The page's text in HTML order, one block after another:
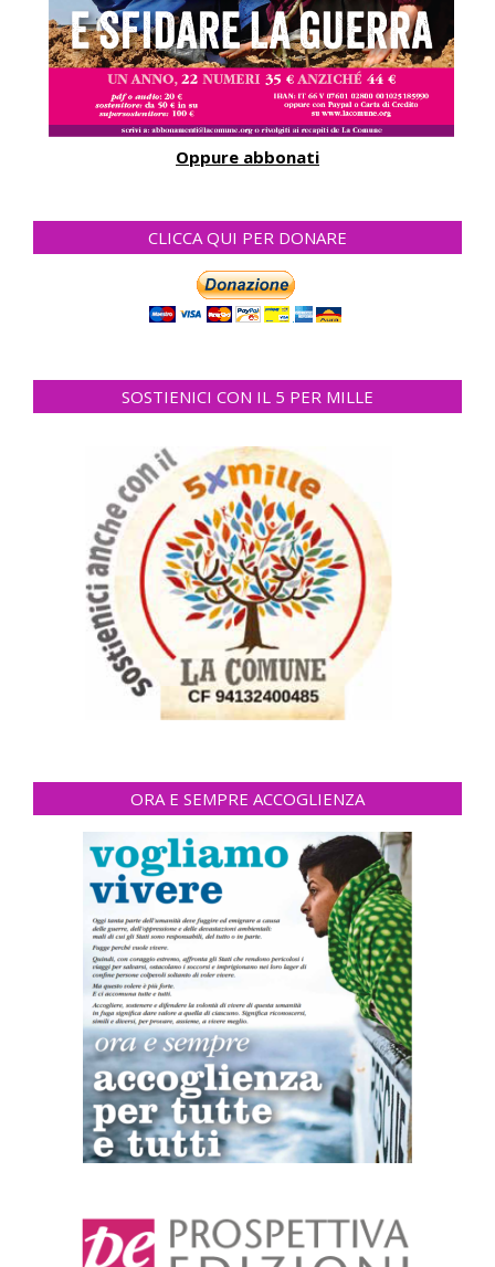
Oppure abbonati
CLICCA QUI PER DONARE
SOSTIENICI CON IL 5 PER MILLE
ORA E SEMPRE ACCOGLIENZA